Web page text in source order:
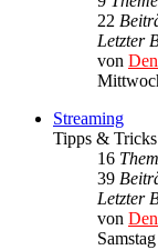
22
Letzter
von
Streaming
Tipps &
16
39
Letzter
von